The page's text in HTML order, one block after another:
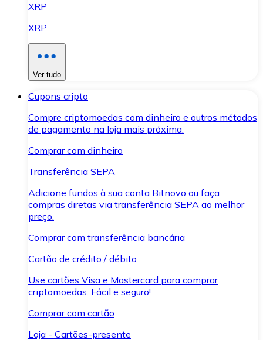
XRP
XRP
Ver tudo
Cupons cripto
Compre criptomoedas com dinheiro e outros métodos
de pagamento na loja mais próxima.
Comprar com dinheiro
Transferência SEPA
Adicione fundos à sua conta Bitnovo ou faça
compras diretas via transferência SEPA ao melhor
preço.
Comprar com transferência bancária
Cartão de crédito / débito
Use cartões Visa e Mastercard para comprar
criptomoedas. Fácil e seguro!
Comprar com cartão
Loja - Cartões-presente